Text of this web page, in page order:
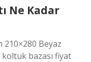
Ne Kadar
210×280 Beyaz
bazası fiyat